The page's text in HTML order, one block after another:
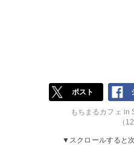
ポスト
もちまるカフェ in
（
▼スクロールすると